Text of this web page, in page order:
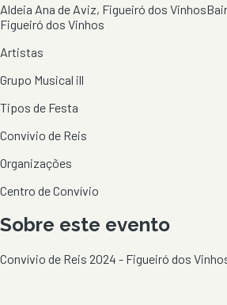
Aldeia Ana de Aviz, Figueiró dos Vinhos
Figueiró dos Vinhos
Artistas
Grupo Musical ill
Tipos de Festa
Convívio de Reis
Organizações
Centro de Convívio
Sobre este evento
Convívio de Reis 2024 - Figueiró dos